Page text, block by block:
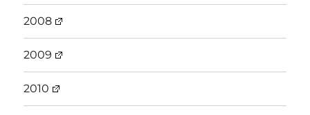
2008
2009
2010